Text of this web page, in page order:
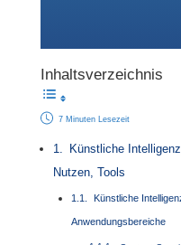
Inhaltsverzeichnis
7 Minuten Lesezeit
Künstliche
Nutzen, Tools
Künstliche
Anwendungsbereiche